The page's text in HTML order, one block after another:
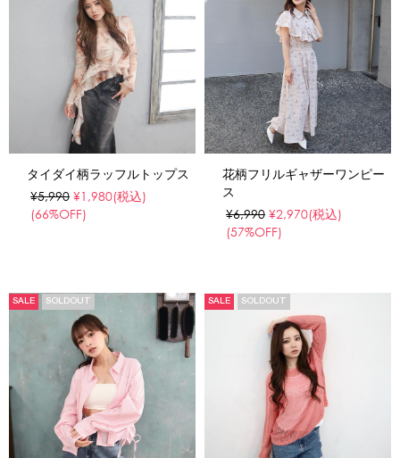
タイダイ柄ラッフルトップス
¥5,990 ¥1,980(税込)
(66%OFF)
花柄フリルギャザーワンピー
ス
¥6,990 ¥2,970(税込)
(57%OFF)
SALE SOLDOUT SALE SOLDOUT